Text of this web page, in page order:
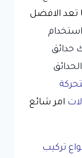
تعد الافضل
حدائق
امر شائع
تركيب